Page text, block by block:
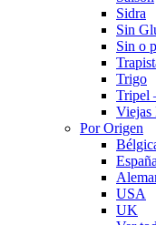
Sidra
Sin
Sin o
Trigo
Tripel
Viejas
Por Origen
España
USA
UK